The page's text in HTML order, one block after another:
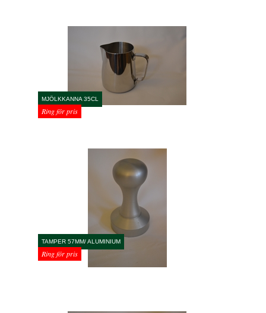
MJÖLKKANNA 35CL
Ring för pris
TAMPER 57MM/ ALUMINIUM
Ring för pris